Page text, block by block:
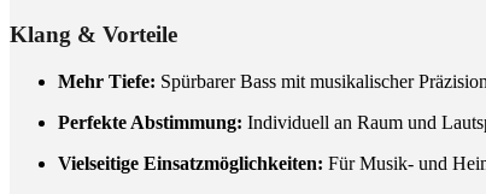
Klang & Vorteile
Mehr Tiefe: Spürbarer Bass mit musikalischer
Perfekte Abstimmung: Individuell an Raum und
Vielseitige Einsatzmöglichkeiten: Für Musik- und